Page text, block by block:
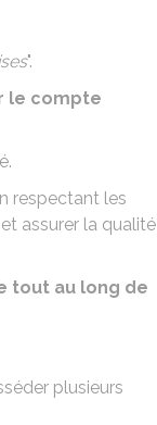
".
le compte
respectant les
assurer la qualité
tout au long de
plusieurs